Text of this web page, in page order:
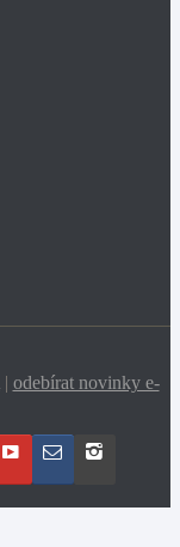
| odebírat novinky e-